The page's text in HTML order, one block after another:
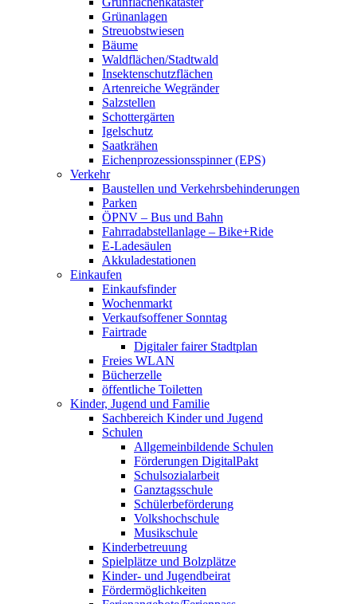
Grünanlagen
Streuobstwiesen
Bäume
Waldflächen/Stadtwald
Insektenschutzflächen
Artenreiche Wegränder
Salzstellen
Schottergärten
Igelschutz
Saatkrähen
Eichenprozessionsspinner (EPS)
Verkehr
Baustellen und Verkehrsbehinderungen
Parken
ÖPNV – Bus und Bahn
Fahrradabstellanlage – Bike+Ride
E-Ladesäulen
Akkuladestationen
Einkaufen
Einkaufsfinder
Wochenmarkt
Verkaufsoffener Sonntag
Fairtrade
Digitaler fairer Stadtplan
Freies WLAN
Bücherzelle
öffentliche Toiletten
Kinder, Jugend und Familie
Sachbereich Kinder und Jugend
Schulen
Allgemeinbildende Schulen
Förderungen DigitalPakt
Schulsozialarbeit
Ganztagsschule
Schülerbeförderung
Volkshochschule
Musikschule
Kinderbetreuung
Spielplätze und Bolzplätze
Kinder- und Jugendbeirat
Fördermöglichkeiten